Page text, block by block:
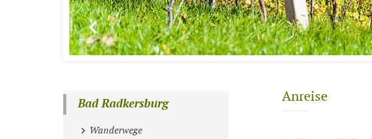
Anreise
Bad Radkersburg
Wanderwege